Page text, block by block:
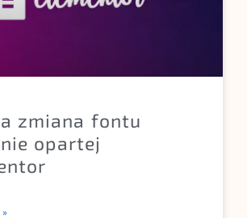
zmiana fontu
opartej
»